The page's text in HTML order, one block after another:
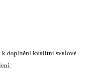
k doplnění kvalitní svalové